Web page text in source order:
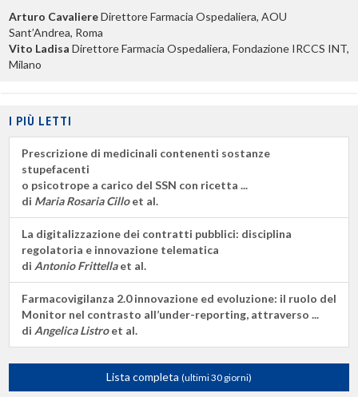
Arturo CavaliereDirettore Farmacia Ospedaliera, AOU
Sant’Andrea, Roma
Vito Ladisa Direttore Farmacia Ospedaliera, Fondazione IRCCS INT,
Milano
I PIÙ LETTI
Prescrizione di medicinali contenenti sostanze
stupefacenti
o psicotrope a carico del SSN con ricetta ...
di Maria Rosaria Cilloet al.
La digitalizzazione dei contratti pubblici: disciplina
regolatoria e innovazione telematica
di Antonio Frittellaet al.
Farmacovigilanza 2.0 innovazione ed evoluzione: il ruolo del
Monitor nel contrasto all’under-reporting, attraverso ...
di Angelica Listroet al.
Lista completa (ultimi 30 giorni)